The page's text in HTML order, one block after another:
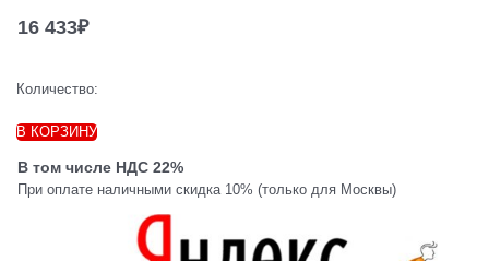
16 433₽
Количество:
В КОРЗИНУ
В том числе НДС 22%
При оплате наличными скидка 10% (только для Москвы)